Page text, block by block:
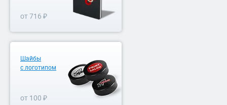
от 716 ₽
Шайбы
с логотипом
от 100 ₽